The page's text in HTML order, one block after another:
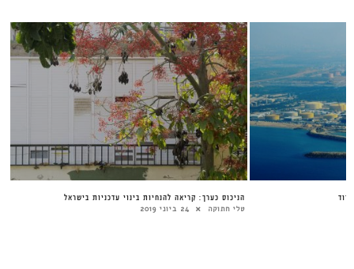
הניכוס כערך: קריאה להנחיות בינוי עדכניות בישראל
טלי חתוקה 24 ביוני 2019